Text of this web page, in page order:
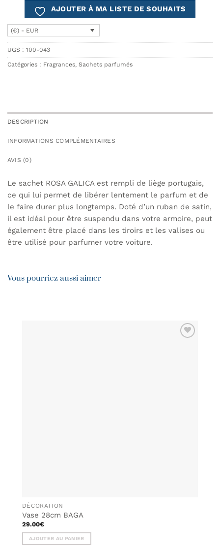
AJOUTER À MA LISTE DE SOUHAITS
(€) - EUR
UGS : 100-043
Catégories : Fragrances, Sachets parfumés
DESCRIPTION
INFORMATIONS COMPLÉMENTAIRES
AVIS (0)
Le sachet ROSA GALICA est rempli de liège portugais,
ce qui lui permet de libérer lentement le parfum et de
le faire durer plus longtemps. Doté d’un ruban de satin,
il est idéal pour être suspendu dans votre armoire, peut
également être placé dans les tiroirs et les valises ou
être utilisé pour parfumer votre voiture.
Vous pourriez aussi aimer
DÉCORATION
Vase 28cm BAGA
29.00€
AJOUTER AU PANIER